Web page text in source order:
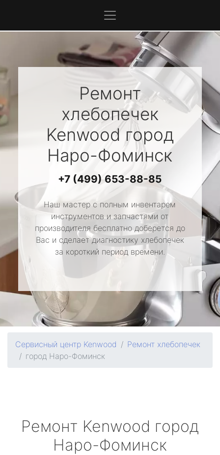
Ремонт
хлебопечек
Kenwoodгород
Наро-Фоминск
+7 (499) 653-88-85
Наш мастер с полным инвентарем
инструментов и запчастями от
производителя бесплатно доберется до
Вас и сделает диагностику хлебопечек
за короткий период времени.
Сервисный центр Kenwood
Ремонт хлебопечек
город Наро-Фоминск
Ремонт Kenwood город
Наро-Фоминск